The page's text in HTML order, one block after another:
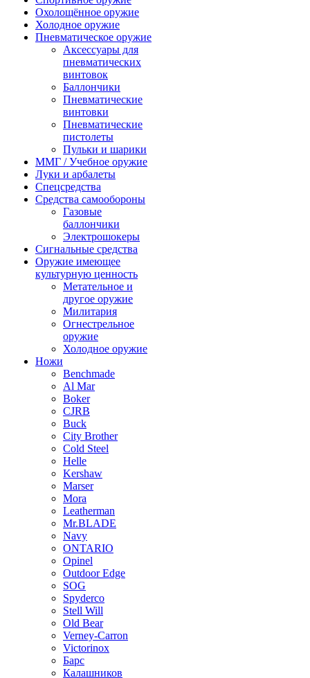
Охолощённое оружие
Холодное оружие
Пневматическое оружие
Аксессуары для
пневматических
винтовок
Баллончики
Пневматические
винтовки
Пневматические
пистолеты
Пульки и шарики
ММГ / Учебное оружие
Луки и арбалеты
Спецсредства
Средства самообороны
Газовые
баллончики
Электрошокеры
Сигнальные средства
Оружие имеющее
культурную ценность
Метательное и
другое оружие
Милитария
Огнестрельное
оружие
Холодное оружие
Ножи
Benchmade
Al Mar
Boker
CJRB
Buck
City Brother
Cold Steel
Helle
Kershaw
Marser
Mora
Leatherman
Mr.BLADE
Navy
ONTARIO
Opinel
Outdoor Edge
SOG
Spyderco
Stell Will
Old Bear
Verney-Carron
Victorinox
Барс
Калашников